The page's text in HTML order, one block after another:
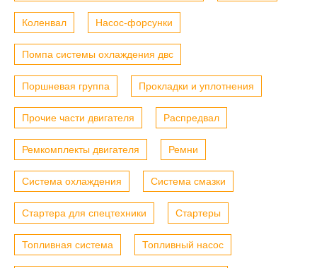
Коленвал Насос-форсунки
Помпа системы охлаждения двс
Поршневая группа Прокладки и уплотнения
Прочие части двигателя Распредвал
Ремкомплекты двигателя Ремни
Система охлаждения Система смазки
Стартера для спецтехники Стартеры
Топливная система Топливный насос